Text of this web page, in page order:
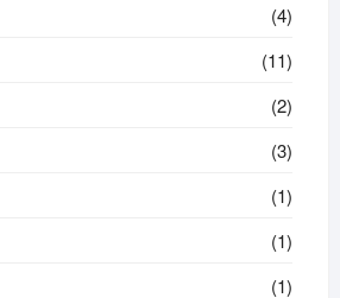
(4)
(11)
(2)
(3)
(1)
(1)
(1)